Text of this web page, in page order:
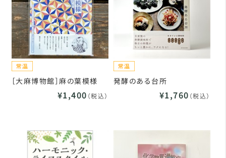
［大麻博物館］麻の葉模様
¥1,400 （税込）
発酵のある台所
¥1,760 （税込）